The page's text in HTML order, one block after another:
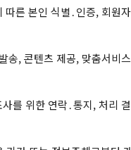
른 본인 식별․인증, 회
송, 콘텐츠 제공, 맞춤서비
를 위한 연락․통지, 처리